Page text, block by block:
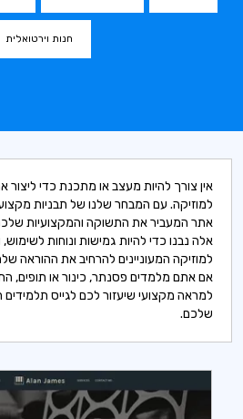
חנות וירטואלית
אין צורך להיות מעצב או מתכנת כדי ליצור
למוזיקה. עם המבחר שלנו של תבניות
אתר המעביר את התשוקה והמקצועיות
אלה נבנו כדי להיות גמישות ונוחות
למוזיקה המעוניינים להרחיב את ההוראה
אם אתם מלמדים פסנתר, כינור או תופים,
למראה מקצועי שיעזור לכם לגייס
שלכם.